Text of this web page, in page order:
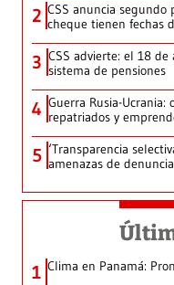
2 CSS anuncia segundo
cheque tienen fechas
3 CSS advierte: el 18
sistema de pensiones
4 Guerra Rusia-
repatriados y
5 ‘Transparencia
amenazas de
1 Clima en Panamá: